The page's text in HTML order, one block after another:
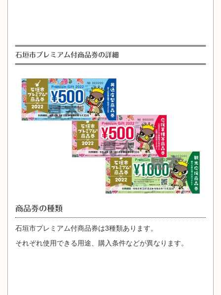
石垣市プレミアム付商品券の詳細
商品券の種類
石垣市プレミアム付商品券は3種類あります。
それぞれ使用できる用途、購入条件などが異なります。